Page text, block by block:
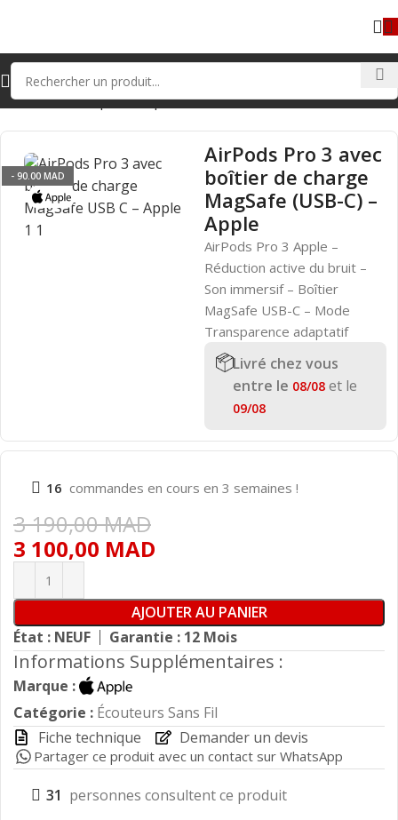
Informatique Casques et écouteurs Écouteurs Sans Fil
- 90.00 MAD
AirPods Pro 3 avec
boîtier de charge
MagSafe (USB-C) –
Apple
AirPods Pro 3 Apple –
Réduction active du bruit –
Son immersif – Boîtier
MagSafe USB-C – Mode
Transparence adaptatif
Livré chez vous
entre le 08/08et le
09/08
16 commandes en cours en 3 semaines !
3 190,00MAD
3 100,00 MAD
AJOUTER AU PANIER
État : NEUF
Garantie : 12 Mois
Informations Supplémentaires :
Marque :
Catégorie : Écouteurs Sans Fil
Fiche technique
Demander un devis
Partager ce produit avec un contact sur WhatsApp
31 personnes consultent ce produit